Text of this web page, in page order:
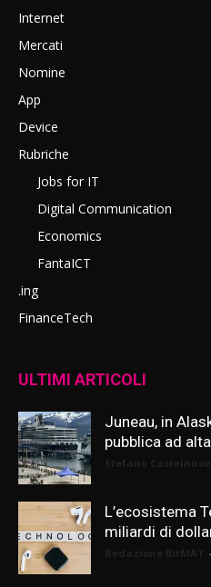
Internet
Mercati
Nomine
App
Device
Rubriche
Jobs for IT
Digital Communication
Economics
FantaICT
.ing
FinanceTech
ULTIMI ARTICOLI
Juneau, in
pubblica ad
L’ecosistema
miliardi di
-